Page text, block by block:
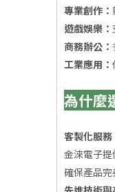
專業創作：
遊戲娛樂：
商務辦公：
工業應用：
為什麼
客製化服務
金淶電子
確保產品完